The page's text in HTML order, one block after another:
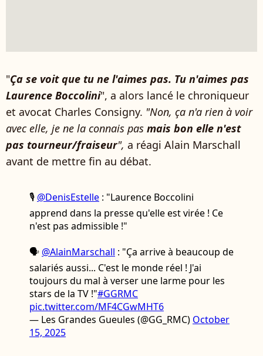
"Ça se voit que tu ne l'aimes pas. Tu n'aimes pas
Laurence Boccolini", a alors lancé le chroniqueur
et avocat Charles Consigny. "Non, ça n'a rien à voir
avec elle, je ne la connais pas mais bon elle n'est
pas tourneur/fraiseur", a réagi Alain Marschall
avant de mettre fin au débat.
🎙️ @DenisEstelle : "Laurence Boccolini
apprend dans la presse qu'elle est virée ! Ce
n'est pas admissible !"
🗣️ @AlainMarschall : "Ça arrive à beaucoup de
salariés aussi... C'est le monde réel ! J'ai
toujours du mal à verser une larme pour les
stars de la TV !"#GGRMC
pic.twitter.com/MF4CGwMHT6
— Les Grandes Gueules (@GG_RMC) October
15, 2025